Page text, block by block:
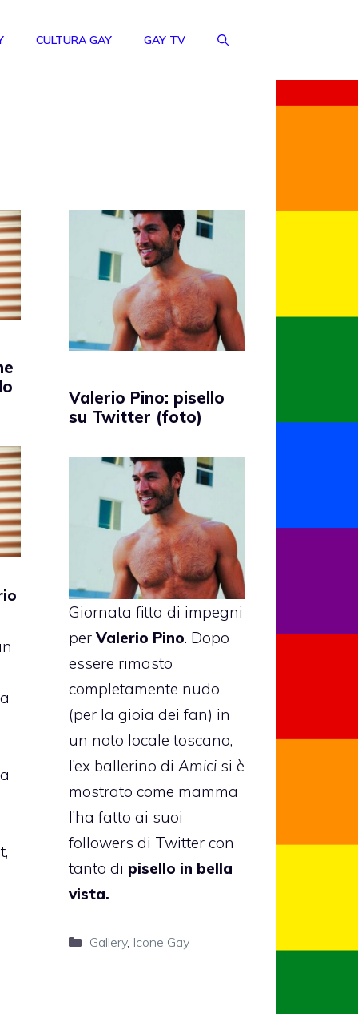
CULTURA GAY GAY TV
Valerio Pino: pisello
su Twitter (foto)
Giornata fitta di impegni
perValerio Pino. Dopo
essere rimasto
completamente nudo
(per la gioia dei fan) in
un noto locale toscano,
l’ex ballerino di Amici si è
mostrato come mamma
l’ha fatto ai suoi
followers di Twitter con
tanto di pisello in bella
vista.
Categorie
Gallery, Icone Gay